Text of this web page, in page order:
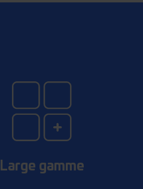
Large gamme